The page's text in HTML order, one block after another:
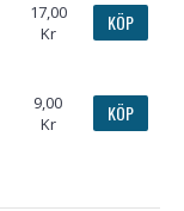
17,00
Kr
KÖP
9,00
Kr
KÖP